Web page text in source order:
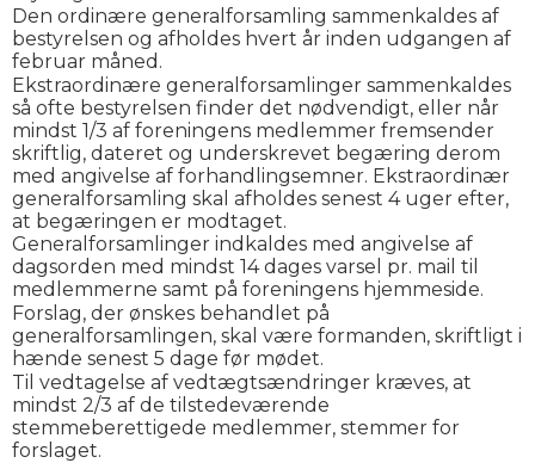
Den ordinære generalforsamling sammenkaldes af
bestyrelsen og afholdes hvert år inden udgangen af
februar måned.
Ekstraordinære generalforsamlinger sammenkaldes
så ofte bestyrelsen finder det nødvendigt, eller når
mindst 1/3 af foreningens medlemmer fremsender
skriftlig, dateret og underskrevet begæring derom
med angivelse af forhandlingsemner. Ekstraordinær
generalforsamling skal afholdes senest 4 uger efter,
at begæringen er modtaget.
Generalforsamlinger indkaldes med angivelse af
dagsorden med mindst 14 dages varsel pr. mail til
medlemmerne samt på foreningens hjemmeside.
Forslag, der ønskes behandlet på
generalforsamlingen, skal være formanden, skriftligt i
hænde senest 5 dage før mødet.
Til vedtagelse af vedtægtsændringer kræves, at
mindst 2/3 af de tilstedeværende
stemmeberettigede medlemmer, stemmer for
forslaget.